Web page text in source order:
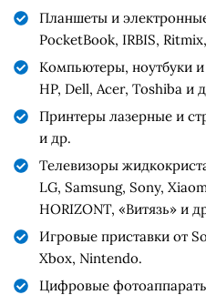
Планшеты и
PocketBook, IRBIS,
Компьютеры, ноутбуки
HP, Dell, Acer, Toshiba и
Принтеры лазерные и
и др.
Телевизоры
LG, Samsung, Sony,
HORIZONT, «Витязь» и
Игровые приставки от
Xbox, Nintendo.
Цифровые